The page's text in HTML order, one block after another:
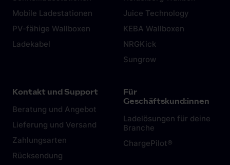
Mobile Ladestationen
PV-fähige Wallboxen
Ladekabel
Juice Technology
KEBA Wallboxen
NRGKick
Sungrow
Kontakt und Support
Beratung und Angebot
Lieferung und Versand
Zahlungsarten
Rücksendung
Für
Geschäftskund:innen
Ladelösungen für deine
Branche
ChargePilot®